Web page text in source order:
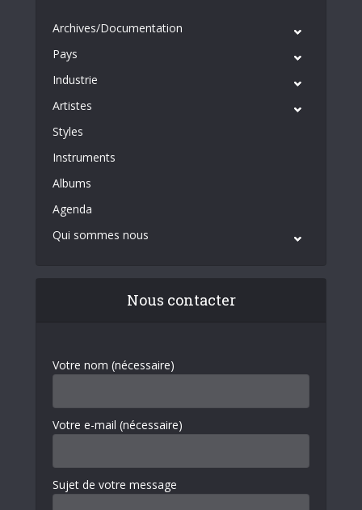
Archives/Documentation
Pays
Industrie
Artistes
Styles
Instruments
Albums
Agenda
Qui sommes nous
Nous contacter
Votre nom (nécessaire)
Votre e-mail (nécessaire)
Sujet de votre message